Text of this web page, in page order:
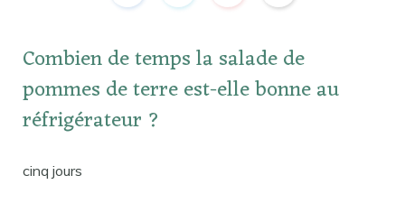
Combien de temps la salade de
pommes de terre est-elle bonne au
réfrigérateur ?
cinq jours